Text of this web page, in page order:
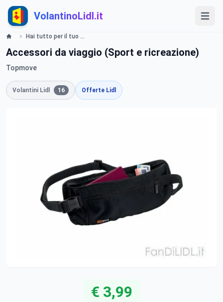
VolantinoLidl.it
Hai tutto per il tuo viaggio? - LIDL Catalogue - Offerte valide dal 23 maggio 2019 Lidl
Accessori da viaggio (Sport e ricreazione)
Topmove
Volantini Lidl 16 Offerte Lidl
€ 3,99